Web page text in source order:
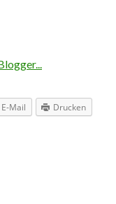
E-Mail Drucken